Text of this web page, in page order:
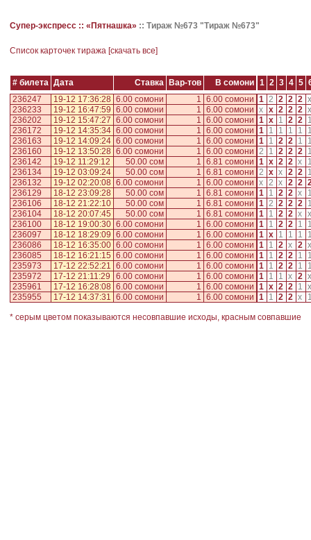
Супер-экспресс :: «Пятнашка» :: Тираж №673 "Тираж №673"
Cписок карточек тиража [скачать все]
# билета Дата Ставка Вар-тов В сомони 1 2 3 4 5
236247
19-12 17:36:28 6.00 сомони 1 6.00 сомони 1 2 2 2 2 x
236233
19-12 16:47:59 6.00 сомони 1 6.00 сомони x x 2 2 2 x
236202
19-12 15:47:27 6.00 сомони 1 6.00 сомони 1 x 1 2 2
236172
19-12 14:35:34 6.00 сомони 1 6.00 сомони 1 1 1 1 1
236163
19-12 14:09:24 6.00 сомони 1 6.00 сомони 1 1 2 2 1
236160
19-12 13:50:28 6.00 сомони 1 6.00 сомони 2 1 2 2 2
236142
19-12 11:29:12 50.00 сом 1 6.81 сомони 1 x 2 2 x
236134
19-12 03:09:24 50.00 сом 1 6.81 сомони 2 x x 2 2
236132
19-12 02:20:08 6.00 сомони 1 6.00 сомони x 2 x 2 2
236129
18-12 23:09:28 50.00 сом 1 6.81 сомони 1 1 2 2 x
236106
18-12 21:22:10 50.00 сом 1 6.81 сомони 1 2 2 2 2
236104
18-12 20:07:45 50.00 сом 1 6.81 сомони 1 1 2 2 x x
236100
18-12 19:00:30 6.00 сомони 1 6.00 сомони 1 1 2 2 1
236097
18-12 18:29:09 6.00 сомони 1 6.00 сомони 1 x 1 1 1
236086
18-12 16:35:00 6.00 сомони 1 6.00 сомони 1 1 2 x 2 x
236085
18-12 16:21:15 6.00 сомони 1 6.00 сомони 1 1 2 2 1
235973
17-12 22:52:21 6.00 сомони 1 6.00 сомони 1 1 2 2 1
235972
17-12 21:11:29 6.00 сомони 1 6.00 сомони 1 1 1 x 2 x
235961
17-12 16:28:08 6.00 сомони 1 6.00 сомони 1 x 2 2 1 x
235955
17-12 14:37:31 6.00 сомони 1 6.00 сомони 1 1 2 2 x
* серым цветом показываются несовпавшие исходы, красным совпавшие